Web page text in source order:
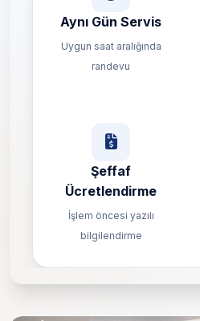
Aynı Gün Servis
Uygun saat aralığında
randevu
Şeffaf
Ücretlendirme
İşlem öncesi yazılı
bilgilendirme